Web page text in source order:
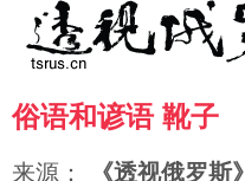
首页
空军
海军
财经
商业
文艺
教育
图片新闻
高清图片
俗语和谚语 靴子
来源： 《透视俄罗斯》